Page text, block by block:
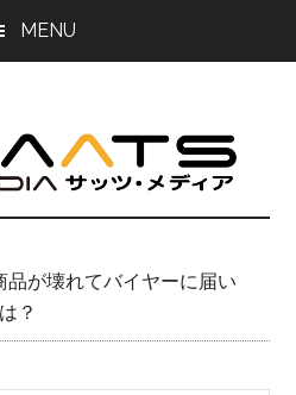
MENU
品が壊れてバイヤーに届い
？